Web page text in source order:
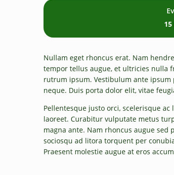
Nullam eget rhoncus erat. Nam
tempor tellus augue, et ultricies nulla
rutrum ipsum. Vestibulum ante ipsum
neque. Duis porta dolor elit, vitae
Pellentesque justo orci, scelerisque
laoreet. Curabitur vulputate metus
magna ante. Nam rhoncus augue sed
sociosqu ad litora torquent per
Praesent molestie augue at eros